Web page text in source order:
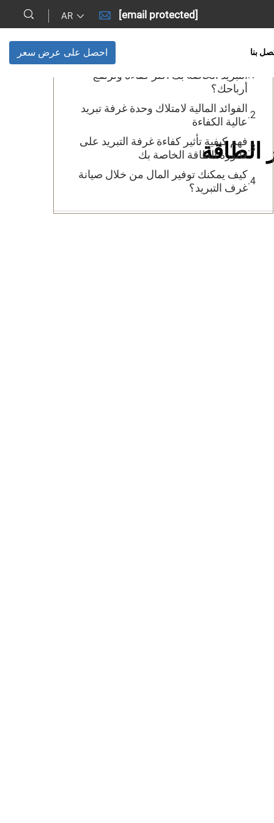
[email protected]
AR
بنا احصل على عرض سعر
الطاقة
جدول المحتويات
نصائح لتوفير المال: كيف تجعل وحدة
التبريد الخاصة بك أكثر كفاءة وترتفع
أرباحك؟
الفوائد المالية لامتلاك وحدة غرفة تبريد
عالية الكفاءة
فهم كيفية تأثير كفاءة غرفة التبريد على
فاتورة الطاقة الخاصة بك
كيف يمكنك توفير المال من خلال صيانة
غرف التبريد؟